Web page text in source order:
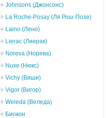
Johnsons (Джонсонс)
La Roche-Posay (Ля Рош-Позе)
Laino (Лено)
Lierac (Лиерак)
Noreva (Норева)
Nuxe (Нюкс)
Vichy (Виши)
Vigor (Вигор)
Weleda (Веледа)
Биокон